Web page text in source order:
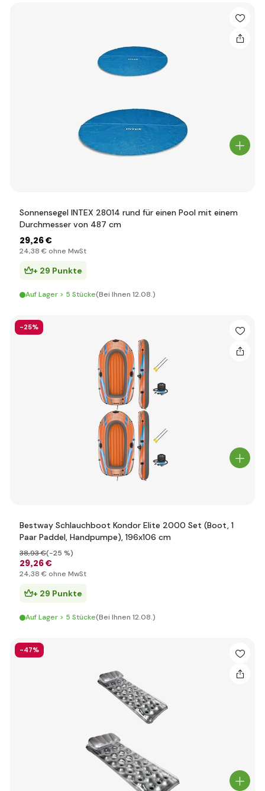
Sonnensegel INTEX 28014 rund für einen Pool mit einem
Durchmesser von 487 cm
29,26 €
24,38 € ohne MwSt
+ 29 Punkte
Auf Lager > 5 Stücke(Bei Ihnen 12.08.)
-25%
Bestway Schlauchboot Kondor Elite 2000 Set (Boot, 1
Paar Paddel, Handpumpe), 196x106 cm
29,26 €
38,93 €(-25 %)
24,38 € ohne MwSt
+ 29 Punkte
Auf Lager > 5 Stücke(Bei Ihnen 12.08.)
-47%